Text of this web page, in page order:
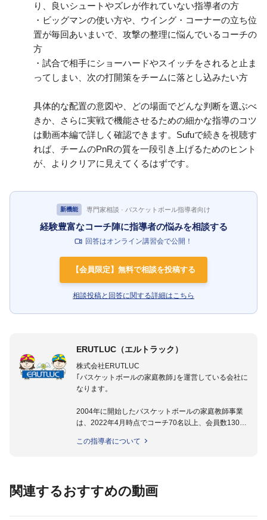
り、良いシュートやズレが作れていない指導者の方
・ビッグマンの使い方や、ウイング・コーナーの立ち位
置が毎回あいまいで、攻撃の整理に悩んでいるコーチの
方
・試合で相手にショーハードやスイッチをされると止ま
ってしまい、次の打開策をチームに落とし込みたい方
具体的な配置の意図や、どの場面でどんな判断を選ぶべ
きか、さらに実戦で機能させるための細かな指導のコツ
は動画本編で詳しく確認できます。Sufuで続きを視聴す
れば、チームのPnRの質を一段引き上げるためのヒント
が、よりクリアに見えてくるはずです。
新機能 専門家相談 · バスケットボール指導者向け
経験豊富なコーチ陣に指導者の悩みを相談する
回答はオンライン講習会で公開！
【会員限定】無料で相談を投稿する
相談投稿と回答に関する詳細はこちら
ERUTLUC（エルトラック）
株式会社ERUTLUC
｢バスケットボールの家庭教師｣を運営している会社に
なります。
2004年に開始したバスケットボールの家庭教師事業
は、2022年4月時点でコーチ70名以上、会員数1300
指導実績多数・各地講習会なども担当しており、「は
など多くの書籍・DVDも監修しています。
この指導者について
関連するおすすめの動画